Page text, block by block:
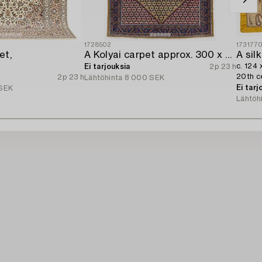
2p 23 h
1728502
A Kolyai carpet approx. 300 x 215 cm.
Ei tarjouksia
2p 23 h
Lähtöhinta 8 000 SEK
A
c. 124
20th
Ei